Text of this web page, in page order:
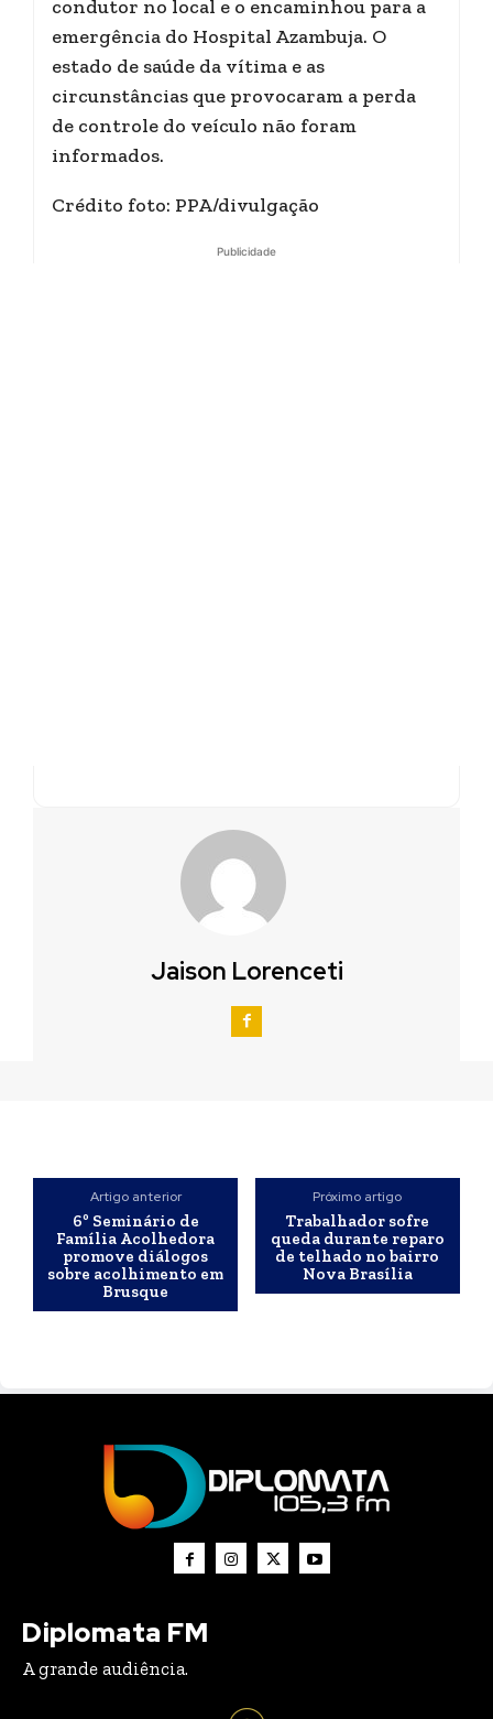
condutor no local e o encaminhou para a
emergência do Hospital Azambuja. O
estado de saúde da vítima e as
circunstâncias que provocaram a perda
de controle do veículo não foram
informados.
Crédito foto: PPA/divulgação
Publicidade
Jaison Lorenceti
Artigo anterior
6º Seminário de
Família Acolhedora
promove diálogos
sobre acolhimento em
Brusque
Próximo artigo
Trabalhador sofre
queda durante reparo
de telhado no bairro
Nova Brasília
Diplomata FM
A grande audiência.